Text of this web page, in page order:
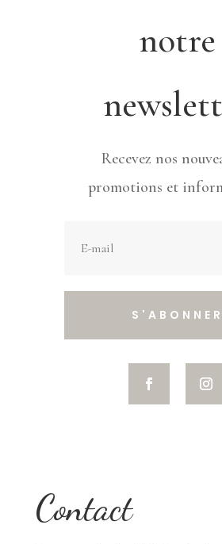
notre
Recevez nos
promotions et
S'ABONNER
Contact